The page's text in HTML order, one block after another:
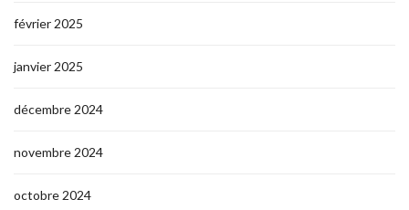
février 2025
janvier 2025
décembre 2024
novembre 2024
octobre 2024